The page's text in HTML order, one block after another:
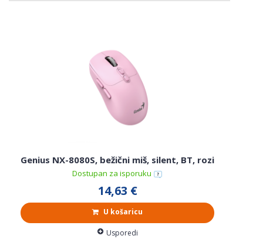
Genius NX-8080S, bežični miš, silent, BT, rozi
Dostupan za isporuku
14,63 €
U košaricu
Usporedi